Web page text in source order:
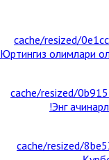
Юртингиз олимлари
Энг